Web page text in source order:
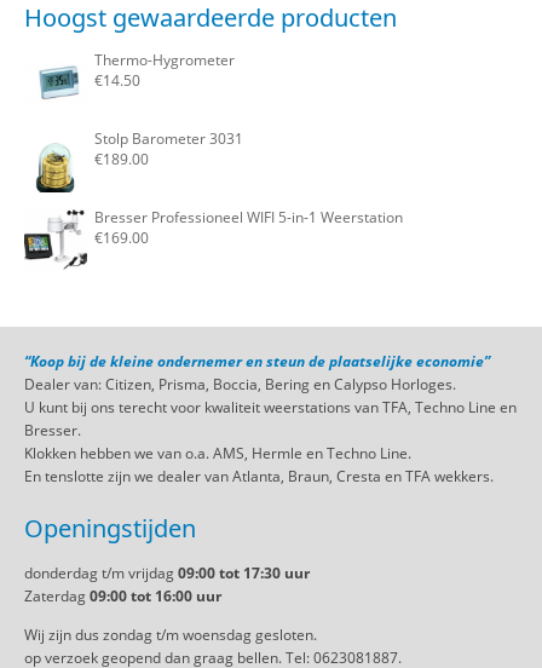
Hoogst gewaardeerde producten
Thermo-Hygrometer
€14.50
Stolp Barometer 3031
€189.00
Bresser Professioneel WIFI 5-in-1 Weerstation
€169.00
“Koop bij de kleine ondernemer en steun de plaatselijke economie”
Dealer van: Citizen, Prisma, Boccia, Bering en Calypso Horloges.
U kunt bij ons terecht voor kwaliteit weerstations van TFA, Techno Line en
Bresser.
Klokken hebben we van o.a. AMS, Hermle en Techno Line.
En tenslotte zijn we dealer van Atlanta, Braun, Cresta en TFA wekkers.
Openingstijden
donderdag t/m vrijdag09:00 tot 17:30 uur
Zaterdag09:00 tot 16:00 uur
Wij zijn dus zondag t/m woensdag gesloten.
op verzoek geopend dan graag bellen. Tel: 0623081887.